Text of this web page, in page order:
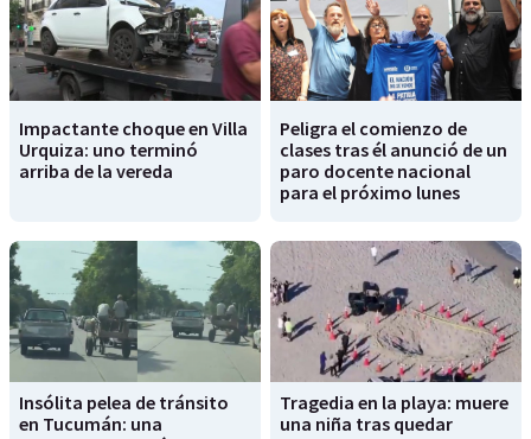
Impactante choque en Villa
Urquiza: uno terminó
arriba de la vereda
Peligra el comienzo de
clases tras él anunció de un
paro docente nacional
para el próximo lunes
Insólita pelea de tránsito
en Tucumán: una
Tragedia en la playa: muere
una niña tras quedar